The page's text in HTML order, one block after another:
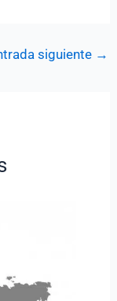
siguiente →